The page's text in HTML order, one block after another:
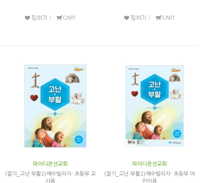
파이디온선교회
(절기_고난·부활2)예수빌리지- 초등부 교
사용
파이디온선교회
(절기_고난·부활2)예수빌리지- 초등부 어
린이용